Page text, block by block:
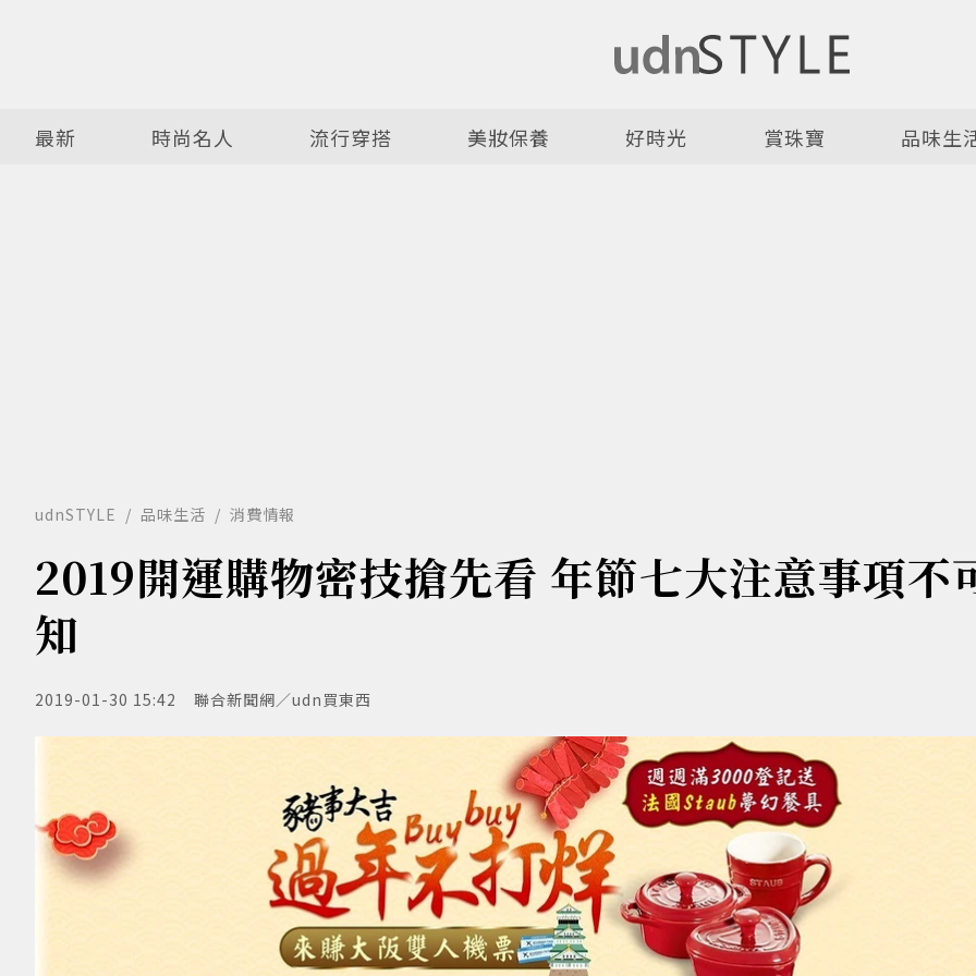
最新 時尚名人 流行穿搭 美妝保養 好時光 賞珠寶 品味生
udnSTYLE 品味生活 消費情報
2019開運購物密技搶先看 年節七大注意事項不
知
2019-01-30 15:42 聯合新聞網／udn買東西